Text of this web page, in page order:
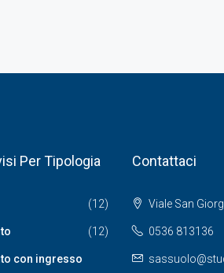
Per Tipologia
(12)
(12)
con ingresso
Contattaci
Viale San
0536 813136